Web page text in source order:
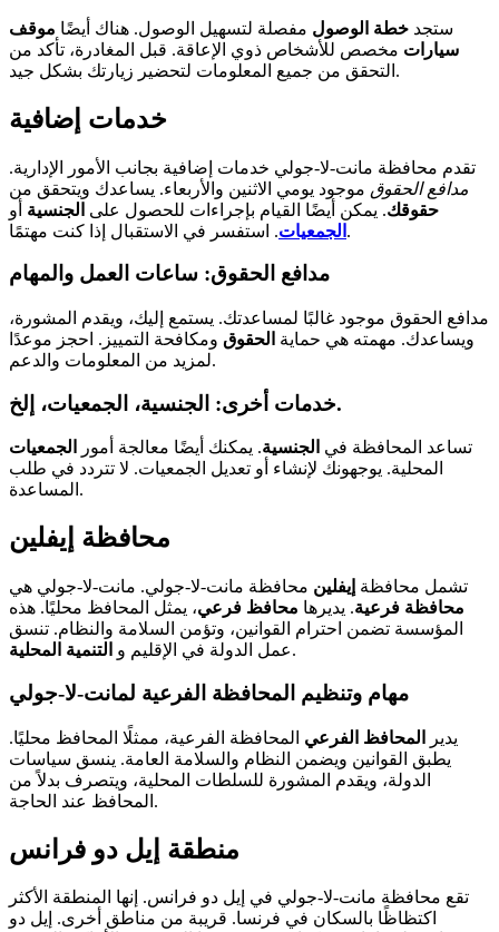
ستجد خطة الوصول مفصلة لتسهيل الوصول. هناك أيضًا موقف
سيارات مخصص للأشخاص ذوي الإعاقة. قبل المغادرة، تأكد من
التحقق من جميع المعلومات لتحضير زيارتك بشكل جيد.
خدمات إضافية
تقدم محافظة مانت-لا-جولي خدمات إضافية بجانب الأمور الإدارية.
مدافع الحقوق موجود يومي الاثنين والأربعاء. يساعدك ويتحقق من
حقوقك. يمكن أيضًا القيام بإجراءات للحصول على الجنسية أو
الجمعيات . استفسر في الاستقبال إذا كنت مهتمًا.
مدافع الحقوق: ساعات العمل والمهام
مدافع الحقوق موجود غالبًا لمساعدتك. يستمع إليك، ويقدم المشورة،
ويساعدك. مهمته هي حماية الحقوق ومكافحة التمييز. احجز موعدًا
لمزيد من المعلومات والدعم.
خدمات أخرى: الجنسية، الجمعيات، إلخ.
تساعد المحافظة في الجنسية. يمكنك أيضًا معالجة أمور
الجمعيات
المحلية. يوجهونك لإنشاء أو تعديل الجمعيات. لا تتردد في طلب
المساعدة.
محافظة إيفلين
تشمل محافظة إيفلين محافظة مانت-لا-جولي. مانت-لا-جولي هي
محافظة فرعية. يديرها محافظ فرعي، يمثل المحافظ محليًا. هذه
المؤسسة تضمن احترام القوانين، وتؤمن السلامة والنظام. تنسق
عمل الدولة في الإقليم و التنمية المحلية .
مهام وتنظيم المحافظة الفرعية لمانت-لا-جولي
يدير المحافظ الفرعي المحافظة الفرعية، ممثلًا المحافظ محليًا.
يطبق القوانين ويضمن النظام والسلامة العامة. ينسق سياسات
الدولة، ويقدم المشورة للسلطات المحلية، ويتصرف بدلاً من
المحافظ عند الحاجة.
منطقة إيل دو فرانس
تقع محافظة مانت-لا-جولي في إيل دو فرانس. إنها المنطقة الأكثر
اكتظاظًا بالسكان في فرنسا. قريبة من مناطق أخرى. إيل دو